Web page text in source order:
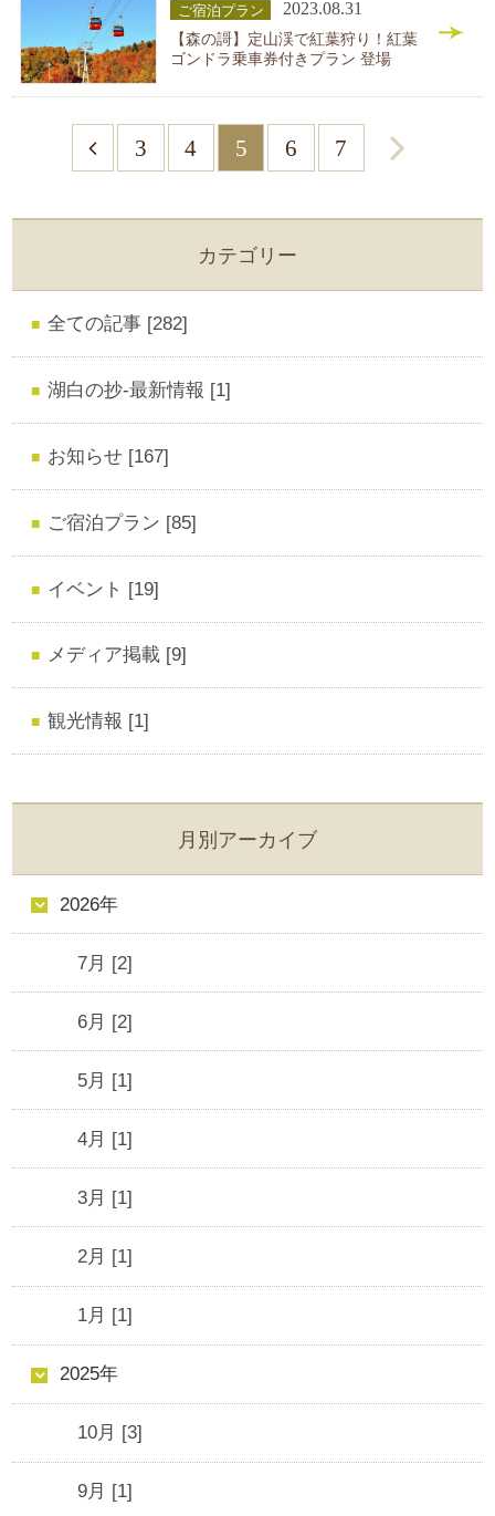
ご宿泊プラン 2023.08.31
【森の謌】定山渓で紅葉狩り！紅葉
ゴンドラ乗車券付きプラン 登場
3 4 5 6 7
カテゴリー
全ての記事 [282]
湖白の抄‐最新情報 [1]
お知らせ [167]
ご宿泊プラン [85]
イベント [19]
メディア掲載 [9]
観光情報 [1]
月別アーカイブ
2026年
7月 [2]
6月 [2]
5月 [1]
4月 [1]
3月 [1]
2月 [1]
1月 [1]
2025年
10月 [3]
9月 [1]